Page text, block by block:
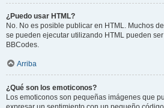
¿Puedo usar HTML?
No. No es posible publicar en HTML. Muchos
se pueden ejecutar utilizando HTML pueden
BBCodes.
Arriba
¿Qué son los emoticonos?
Los emoticonos son pequeñas imágenes que